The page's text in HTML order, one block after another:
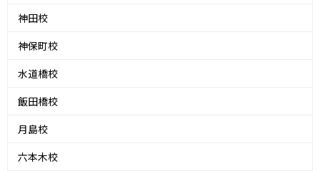
神田校
神保町校
水道橋校
飯田橋校
月島校
六本木校